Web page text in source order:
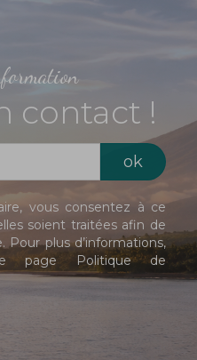
contact !
vous consentez à ce
soient traitées afin de
plus d’informations,
page Politique de